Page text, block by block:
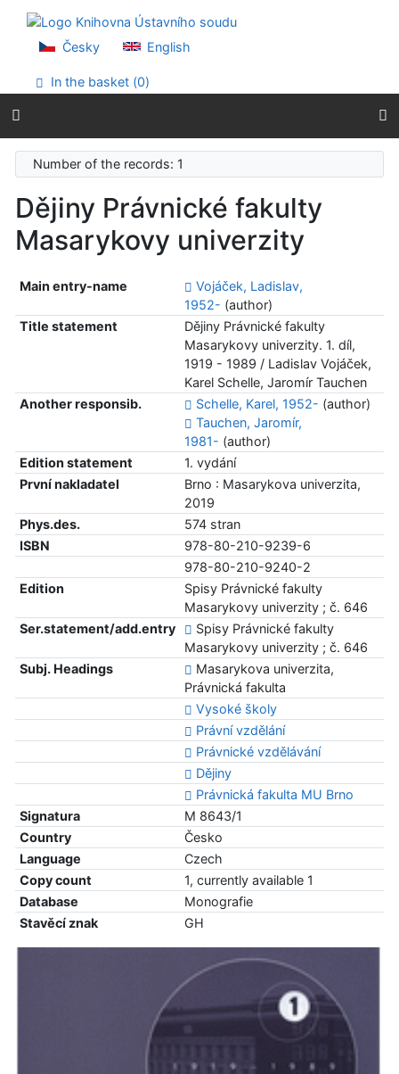
Go to menu
Accessibility declaration
Česky English
In the basket (0)
Number of the records: 1
Dějiny Právnické fakulty
Masarykovy univerzity
Main entry-name
Vojáček, Ladislav,
1952- (author)
Title statement
Dějiny Právnické fakulty
Masarykovy univerzity. 1. díl,
1919 - 1989 / Ladislav Vojáček,
Karel Schelle, Jaromír Tauchen
Another responsib.
Schelle, Karel, 1952- (author)
Tauchen, Jaromír,
1981- (author)
Edition statement
1. vydání
První nakladatel
Brno : Masarykova univerzita,
2019
Phys.des.
574 stran
ISBN
978-80-210-9239-6
978-80-210-9240-2
Edition
Spisy Právnické fakulty
Masarykovy univerzity ; č. 646
Ser.statement/add.entry
Spisy Právnické fakulty
Masarykovy univerzity ; č. 646
Subj. Headings
Masarykova univerzita,
Právnická fakulta
Vysoké školy
Právní vzdělání
Právnické vzdělávání
Dějiny
Právnická fakulta MU Brno
Signatura
M 8643/1
Country
Česko
Language
Czech
Copy count
1, currently available 1
Database
Monografie
Stavěcí znak
GH